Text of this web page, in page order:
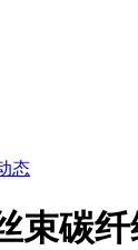
态
束碳